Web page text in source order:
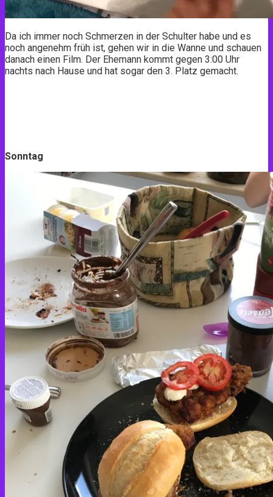
Da ich immer noch Schmerzen in der Schulter habe und es
noch angenehm früh ist, gehen wir in die Wanne und schauen
danach einen Film. Der Ehemann kommt gegen 3:00 Uhr
nachts nach Hause und hat sogar den 3. Platz gemacht.
Sonntag